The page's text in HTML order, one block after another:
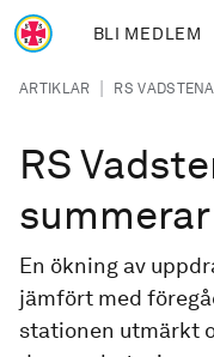
Hoppa till huvudinnehåll
BLI MEDLEM
Länkstig
ARTIKLAR | RS
RS
En ökning av
jämfört med
stationen utmärkt